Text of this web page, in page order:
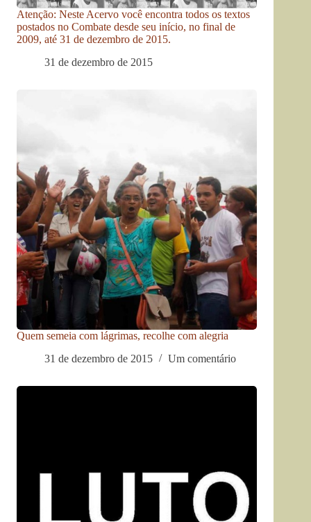
Atenção: Neste Acervo você encontra todos os textos
postados no Combate desde seu início, no final de
2009, até 31 de dezembro de 2015.
31 de dezembro de 2015
Quem semeia com lágrimas, recolhe com alegria
31 de dezembro de 2015
Um comentário